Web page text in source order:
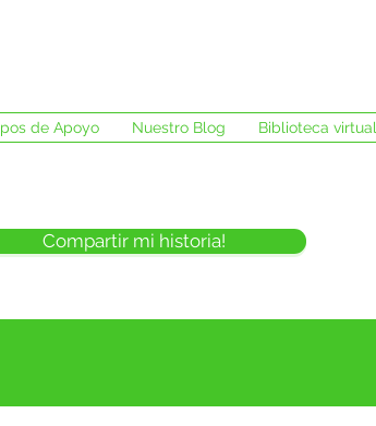
de Apoyo Nuestro Blog Biblioteca virtual
Compartir mi historia!